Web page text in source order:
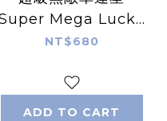
Mega Lucky
Box 繁體中文版
NT$680
ADD TO CART